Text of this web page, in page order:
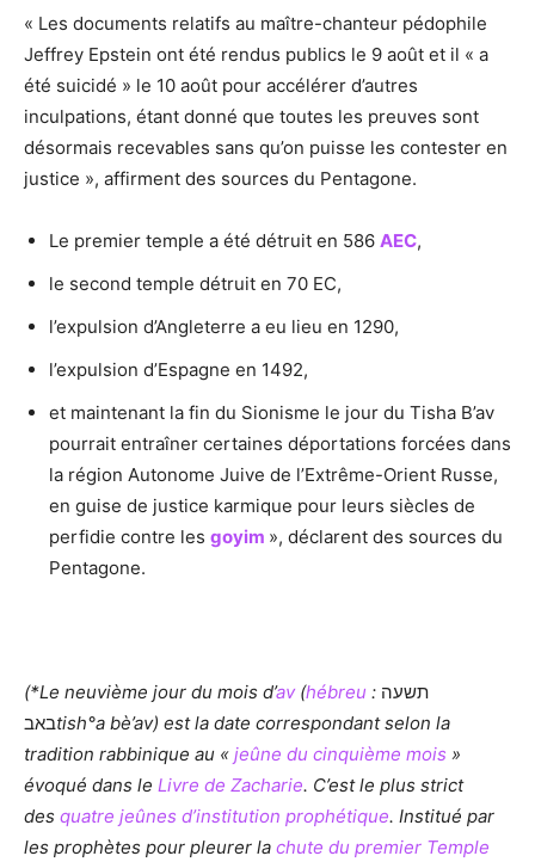
« Les documents relatifs au maître-chanteur pédophile
Jeffrey Epstein ont été rendus publics le 9 août et il « a
été suicidé » le 10 août pour accélérer d’autres
inculpations, étant donné que toutes les preuves sont
désormais recevables sans qu’on puisse les contester en
justice », affirment des sources du Pentagone.
Le premier temple a été détruit en 586 AEC,
le second temple détruit en 70 EC,
l’expulsion d’Angleterre a eu lieu en 1290,
l’expulsion d’Espagne en 1492,
et maintenant la fin du Sionisme le jour du Tisha B’av
pourrait entraîner certaines déportations forcées dans
la région Autonome Juive de l’Extrême-Orient Russe,
en guise de justice karmique pour leurs siècles de
perfidie contre les goyim », déclarent des sources du
Pentagone.
(*Le neuvième jour du mois d’av(hébreu : תשעה
באבtish°a bè’av) est la date correspondant selon la
tradition rabbinique au « jeûne du cinquième mois »
évoqué dans le Livre de Zacharie. C’est le plus strict
des quatre jeûnes d’institution prophétique. Institué par
les prophètes pour pleurer la chute du premier Temple